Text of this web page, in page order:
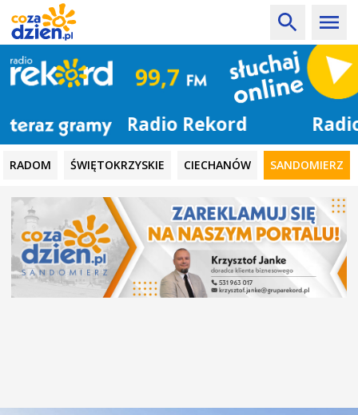
Radio Rekord
RADOM ŚWIĘTOKRZYSKIE CIECHANÓW SANDOMIERZ